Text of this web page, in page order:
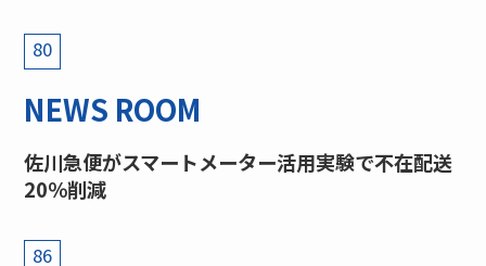
80
NEWS ROOM
佐川急便がスマートメーター活用実験で不在配送
20％削減
86